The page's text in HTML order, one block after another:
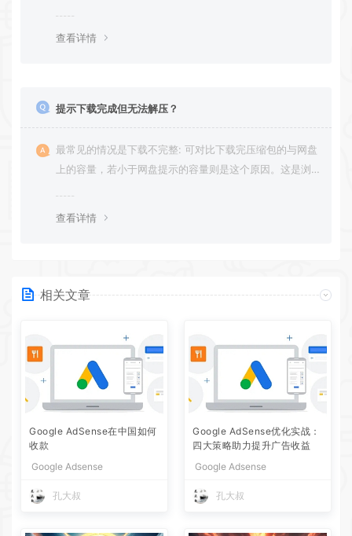
查看详情
提示下载完成但无法解压？
最常见的情况是下载不完整: 可对比下载完压缩包的与网盘
上的容量，若小于网盘提示的容量则是这个原因。这是浏
查看详情
相关文章
Google AdSense在中国如何
收款
Google Adsense
孔大叔
Google AdSense优化实战：
四大策略助力提升广告收益
Google Adsense
孔大叔